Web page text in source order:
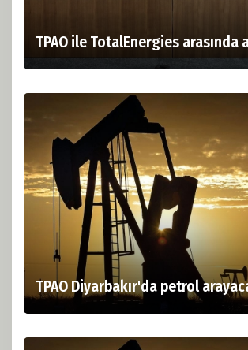
TPAO ile TotalEnergies arasında
TPAO Diyarbakır'da petrol